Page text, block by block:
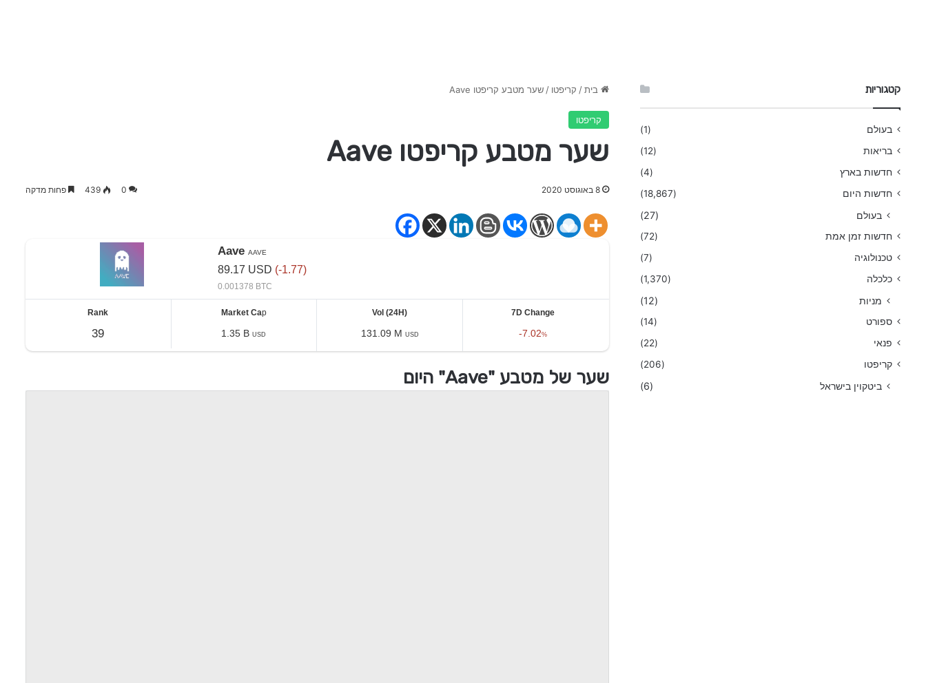
בית / קריפטו / שער מטבע קריפטו Aave
קריפטו
שער מטבע קריפטו Aave
8 באוגוסט 2020 0
439 פחות מדקה
Aave AAVE
89.17 USD (-1.77)
0.001378 BTC
Rank
39
Market Cap
1.35 BUSD
Vol (24H)
131.09 M USD
7D Change
-7.02%
שער של מטבע "Aave" היום
קטגוריות
בעולם
(1)
בריאות
(12)
חדשות בארץ
(4)
חדשות היום
(18,867)
בעולם (27)
חדשות זמן אמת
(72)
טכנולוגיה
(7)
כלכלה
(1,370)
מניות (12)
ספורט
(14)
פנאי
(22)
קריפטו
(206)
ביטקוין בישראל (6)